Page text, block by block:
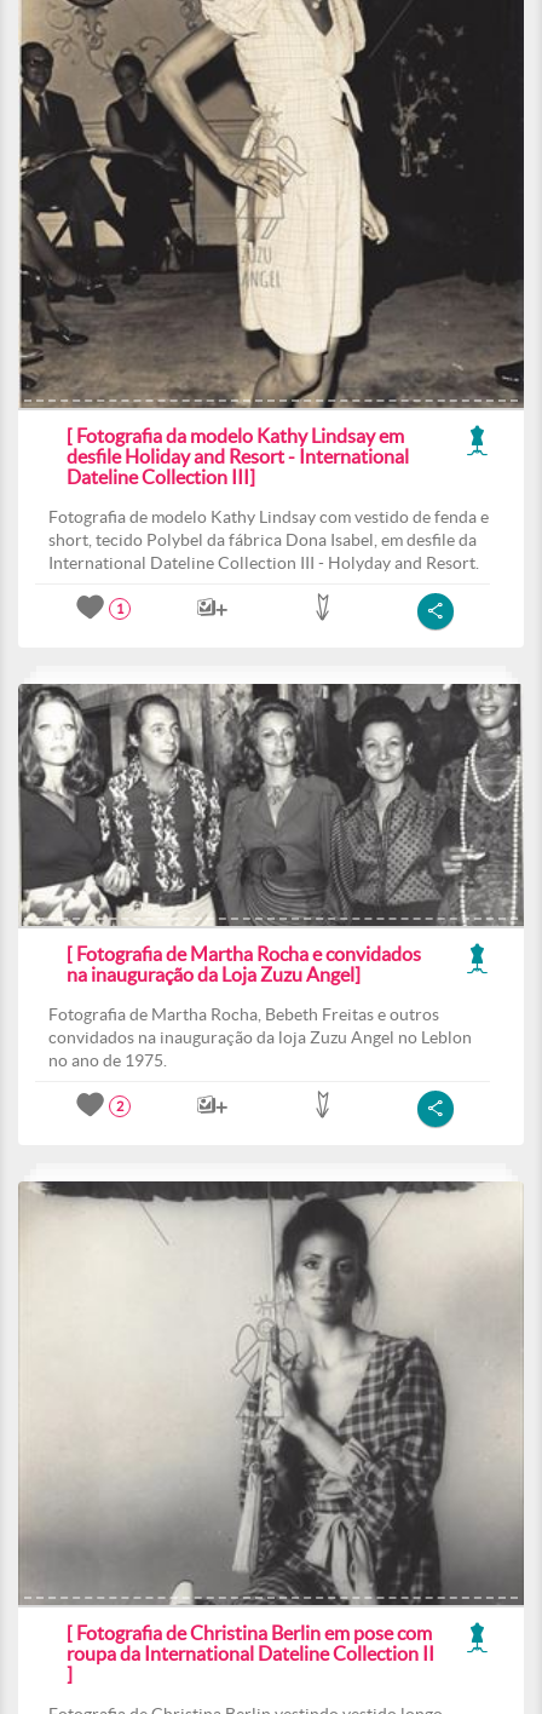
[ Fotografia da modelo Kathy Lindsay em
desfile Holiday and Resort - International
Dateline Collection III]
Fotografia de modelo Kathy Lindsay com vestido de fenda e
short, tecido Polybel da fábrica Dona Isabel, em desfile da
International Dateline Collection III - Holyday and Resort.
1
[ Fotografia de Martha Rocha e convidados
na inauguração da Loja Zuzu Angel]
Fotografia de Martha Rocha, Bebeth Freitas e outros
convidados na inauguração da loja Zuzu Angel no Leblon
no ano de 1975.
2
[ Fotografia de Christina Berlin em pose com
roupa da International Dateline Collection II
]